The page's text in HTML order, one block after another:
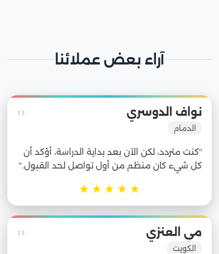
آراء بعض عملائنا
" نواف الدوسري
الدمام
"كنت متردد، لكن الآن بعد بداية الدراسة، أؤكد أن
كل شيء كان منظم من أول تواصل لحد القبول."
★
★
★
★
★
" مي العنزي
الكويت